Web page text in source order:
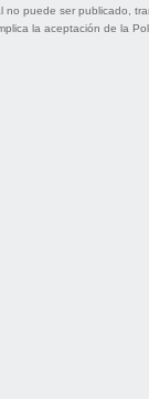
puede ser publicado,
la aceptación de la